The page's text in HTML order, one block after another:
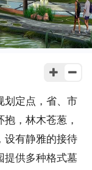
划定点，省、市
，林木苍葱，
设有静雅的接待
提供多种格式墓